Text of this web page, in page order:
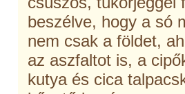
beszélve, hogy a só
nem csak a földet,
az aszfaltot is, a
kutya és cica